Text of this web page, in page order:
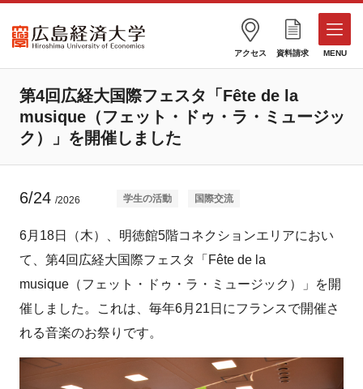
アクセス 資料請求 MENU
第4回広経大国際フェスタ「Fête de la
musique（フェット・ドゥ・ラ・ミュージッ
ク）」を開催しました
6/24 /2026 学生の活動 国際交流
6月18日（木）、明徳館5階コネクションエリアにおい
て、第4回広経大国際フェスタ「Fête de la
musique（フェット・ドゥ・ラ・ミュージック）」を開
催しました。これは、毎年6月21日にフランスで開催さ
れる音楽のお祭りです。